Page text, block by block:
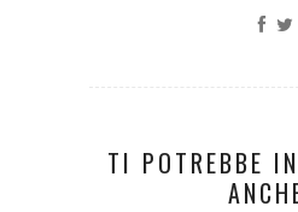
TI POTREBBE